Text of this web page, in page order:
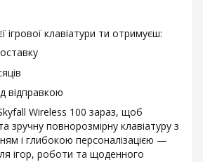
ігрової клавіатури ти отримуєш:
відправкою
Wireless 100 зараз, щоб
зручну повнорозмірну клавіатуру з
і глибокою персоналізацією —
ігор, роботи та щоденного